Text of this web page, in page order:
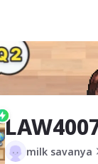
milk savanya